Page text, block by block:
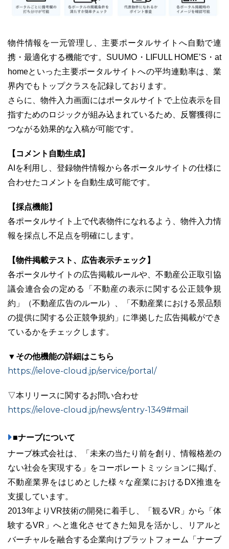
物件情報を一元管理し、主要ポータルサイトへ自動で連
携・最適化する機能です。SUUMO・LIFULL HOME’S・at
homeといった主要ポータルサイトへの平均連動率は、業
界内でもトップクラスを記録しております。
さらに、物件入力画面にはポータルサイトで上位表示を目
指すためのロジックが組み込まれているため、反響獲得に
つながる効果的な入稿が可能です。
【コメント自動生成】
AIを利用し、登録物件情報から各ポータルサイトの仕様に
合わせたコメントを自動生成可能です。
【採点機能】
各ポータルサイト上で代表物件になれるよう、物件入力情
報を採点し不足点を明確にします。
【物件掲載テスト、広告表示チェック】
各ポータルサイトの広告掲載ルールや、不動産公正取引協
議会連合会の定める「不動産の表示に関する公正競争規
約」（不動産広告のルール）、「不動産業における景品類
の提供に関する公正競争規約」に準拠した広告掲載ができ
ているかをチェックします。
▼その他機能の詳細はこちら
https://ielove-cloud.jp/service/portal/
▽本リリースに関するお問い合わせ
https://ielove-cloud.jp/news/entry-1349#mail
■ナーブについて
ナーブ株式会社は、「未来の当たり前を創り、情報格差の
ない社会を実現する」をコーポレートミッションに掲げ、
不動産業界をはじめとした様々な産業におけるDX推進を
支援しています。
2013年よりVR技術の開発に着手し、「観るVR」から「体
験するVR」へと進化させてきた知見を活かし、リアルと
バーチャルを融合する企業向けプラットフォーム「ナーブ